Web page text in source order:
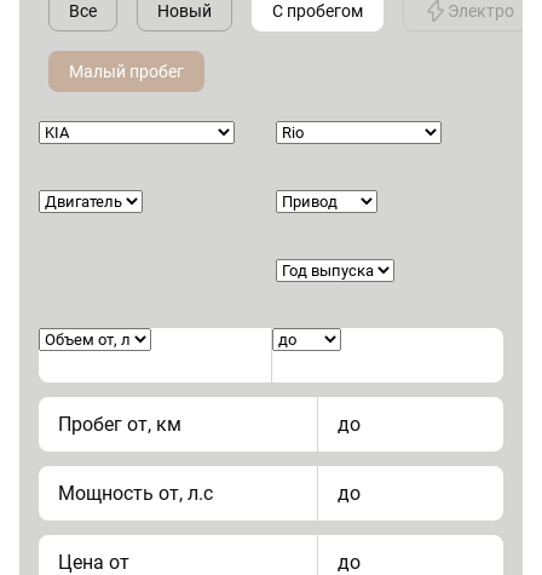
Все Новый С пробегом Электро
Малый пробег
Пробег от, км до
Мощность от, л.с до
Цена от до